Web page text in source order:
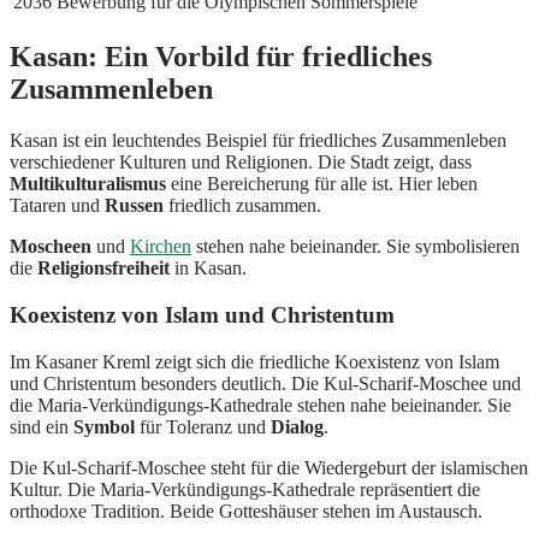
Kasan: Ein Vorbild für friedliches
Zusammenleben
Kasan ist ein leuchtendes Beispiel für friedliches Zusammenleben
verschiedener Kulturen und Religionen. Die Stadt zeigt, dass
Multikulturalismus eine Bereicherung für alle ist. Hier leben
Tataren und Russen friedlich zusammen.
Moscheen und Kirchen stehen nahe beieinander. Sie symbolisieren
die Religionsfreiheit in Kasan.
Koexistenz von Islam und Christentum
Im Kasaner Kreml zeigt sich die friedliche Koexistenz von Islam
und Christentum besonders deutlich. Die Kul-Scharif-Moschee und
die Maria-Verkündigungs-Kathedrale stehen nahe beieinander. Sie
sind ein Symbol für Toleranz und Dialog.
Die Kul-Scharif-Moschee steht für die Wiedergeburt der islamischen
Kultur. Die Maria-Verkündigungs-Kathedrale repräsentiert die
orthodoxe Tradition. Beide Gotteshäuser stehen im Austausch.